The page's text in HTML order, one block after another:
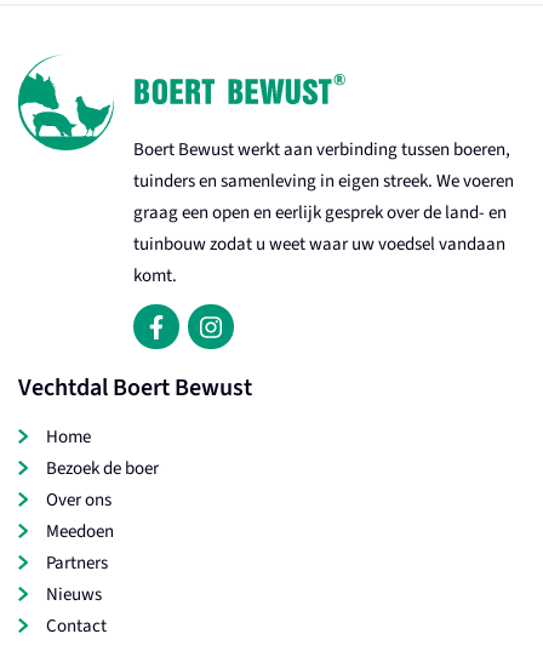
Boert Bewust werkt aan verbinding tussen boeren,
tuinders en samenleving in eigen streek. We voeren
graag een open en eerlijk gesprek over de land- en
tuinbouw zodat u weet waar uw voedsel vandaan
komt.
Vechtdal Boert Bewust
Home
Bezoek de boer
Over ons
Meedoen
Partners
Nieuws
Contact